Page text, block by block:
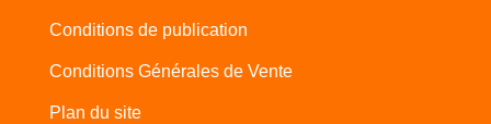
Conditions de publication
Conditions Générales de Vente
Plan du site